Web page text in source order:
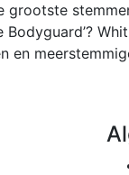
grootste
en